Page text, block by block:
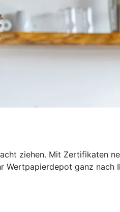
ziehen. Mit Zertifikaten
Wertpapierdepot ganz nach